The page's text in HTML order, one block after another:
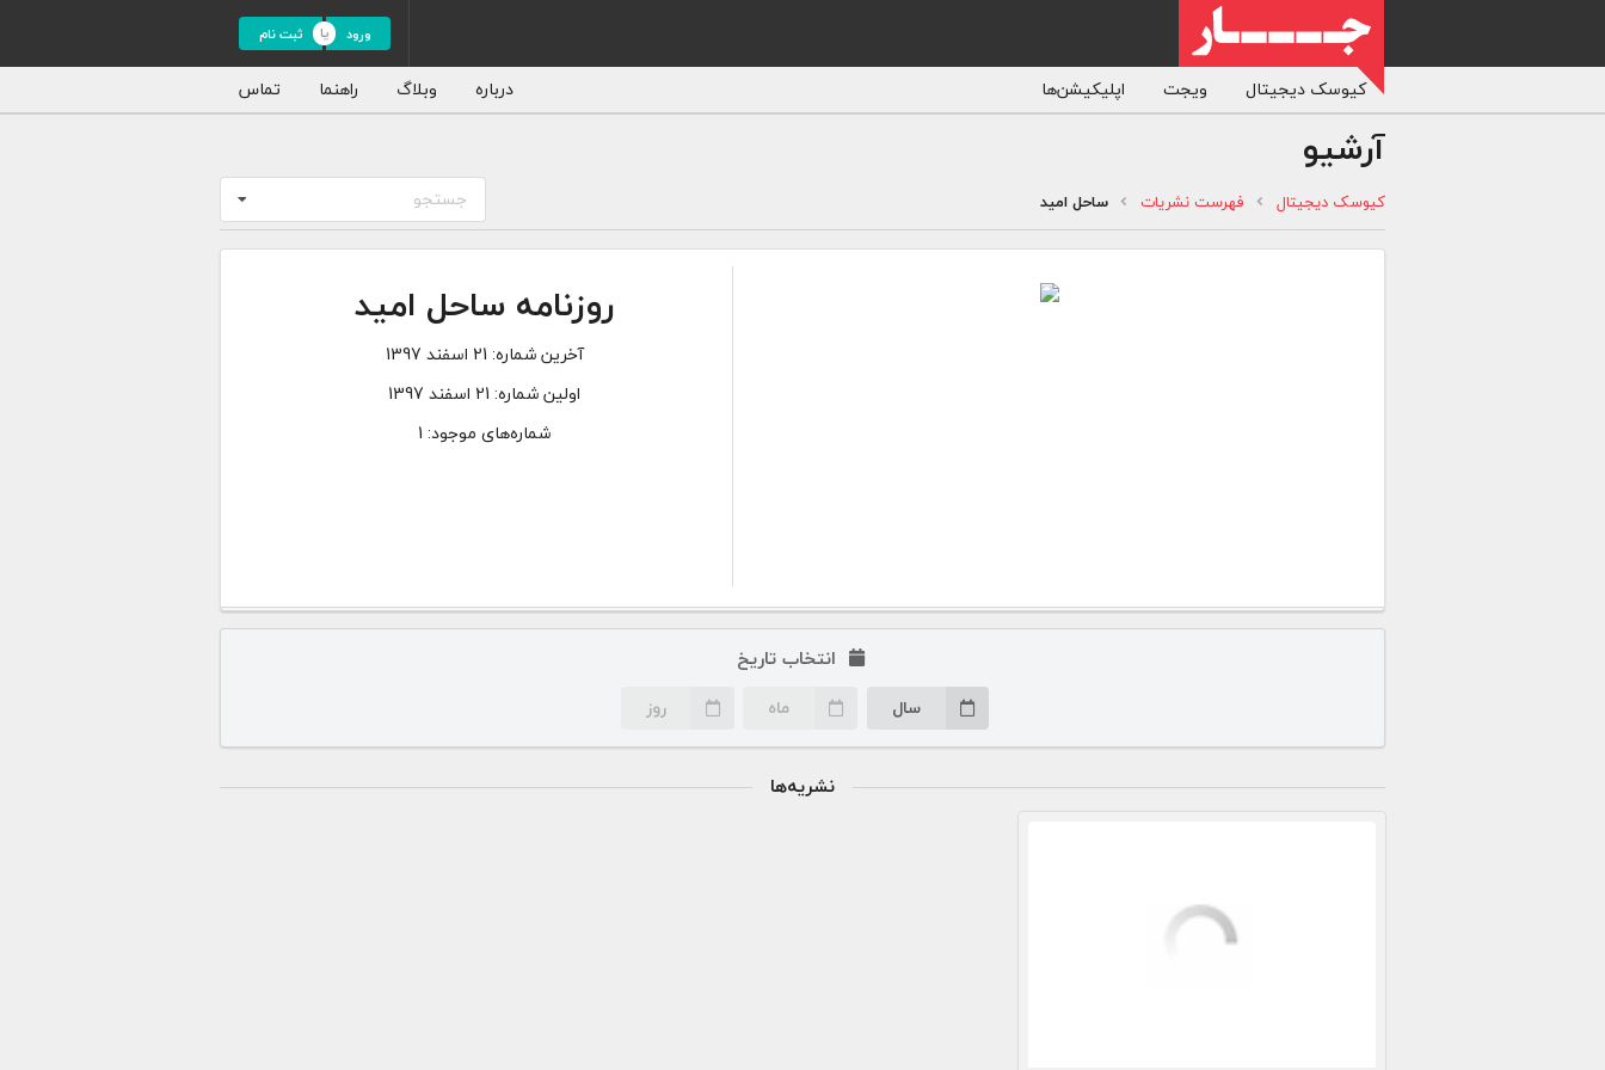
ورود ثبت نام
کیوسک دیجیتال ویجت اپلیکیشن‌ها درباره وبلاگ راهنما تماس
آرشیو
کیوسک دیجیتال فهرست نشریات ساحل امید جستجو
روزنامه ساحل امید
آخرین شماره: 21 اسفند 1397
اولین شماره: 21 اسفند 1397
شماره‌های موجود: 1
انتخاب تاریخ
سال ماه روز
نشریه‌ها